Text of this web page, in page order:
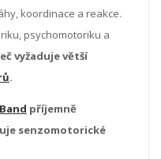
koordinace a reakce.
psychomotoriku a
vyžaduje větší
.
příjemně
senzomotorické